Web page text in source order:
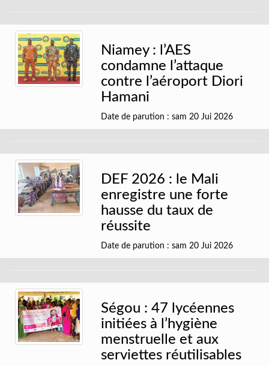
Niamey : l’AES
condamne l’attaque
contre l’aéroport Diori
Hamani
Date de parution : sam 20 Jui 2026
DEF 2026 : le Mali
enregistre une forte
hausse du taux de
réussite
Date de parution : sam 20 Jui 2026
Ségou : 47 lycéennes
initiées à l’hygiène
menstruelle et aux
serviettes réutilisables